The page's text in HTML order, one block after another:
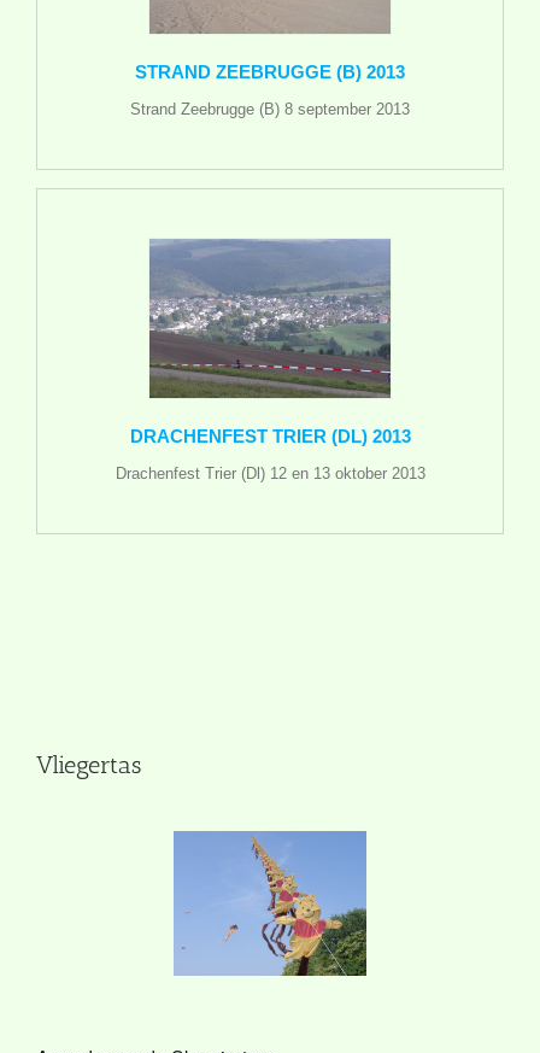
STRAND ZEEBRUGGE (B) 2013
Strand Zeebrugge (B) 8 september 2013
DRACHENFEST TRIER (DL) 2013
Drachenfest Trier (Dl) 12 en 13 oktober 2013
Vliegertas